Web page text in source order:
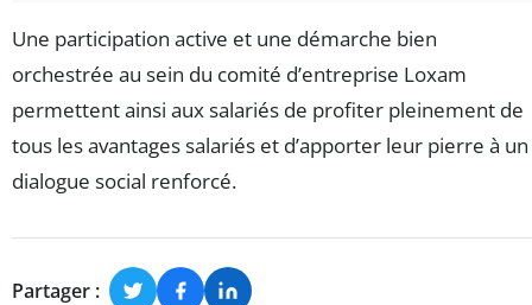
Une participation active et une démarche bien
orchestrée au sein du comité d’entreprise Loxam
permettent ainsi aux salariés de profiter pleinement de
tous les avantages salariés et d’apporter leur pierre à un
dialogue social renforcé.
Partager :